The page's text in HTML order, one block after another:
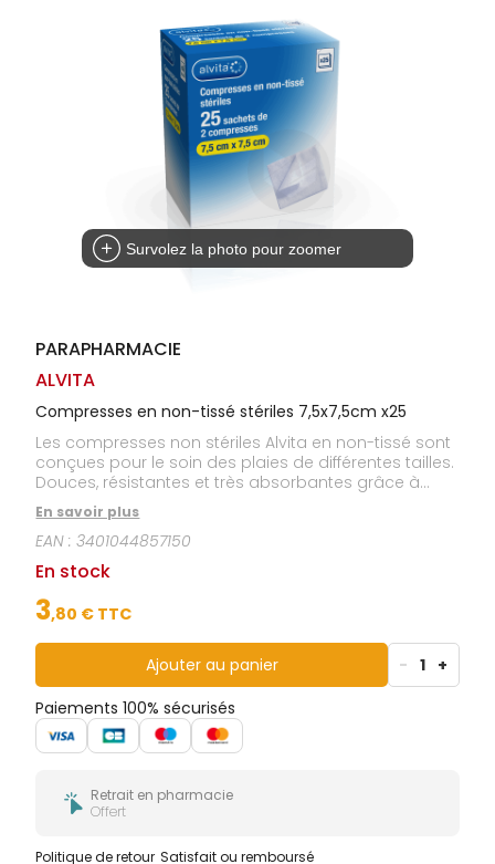
Survolez la photo pour zoomer
PARAPHARMACIE
ALVITA
Compresses en non-tissé stériles 7,5x7,5cm x25
Les compresses non stériles Alvita en non-tissé sont
conçues pour le soin des plaies de différentes tailles.
Douces, résistantes et très absorbantes grâce à
leurs 4 plis, elles assurent des pansements
confortables et hygiéniques. Elles sont fabriquées en
mélange viscose et polyester.
En savoir plus
EAN :3401044857150
En stock
3,80 € TTC
Ajouter au panier - 1 +
Paiements 100% sécurisés
Retrait en pharmacie
Offert
Politique de retour Satisfait ou remboursé